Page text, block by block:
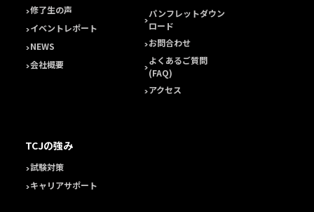
修了生の声
イベントレポート
NEWS
会社概要
TCJの強み
試験対策
キャリアサポート
パンフレットダウン
ロード
お問合わせ
よくあるご質問
(FAQ)
アクセス